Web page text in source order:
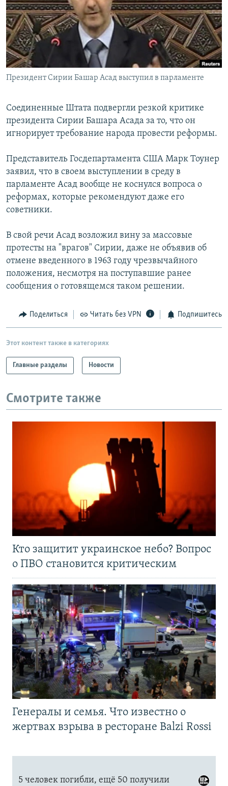
РАСПИСАНИЕ ВЕЩАНИЯ
ПОДПИШИТЕСЬ НА РАССЫЛКУ
СОЦИАЛЬНЫЕ СЕТИ
Все сайты РСЕ/РС
Президент Сирии Башар Асад выступил в парламенте
Соединенные Штата подвергли резкой критике
президента Сирии Башара Асада за то, что он
игнорирует требование народа провести реформы.
Представитель Госдепартамента США Марк Тоунер
заявил, что в своем выступлении в среду в
парламенте Асад вообще не коснулся вопроса о
реформах, которые рекомендуют даже его
советники.
В свой речи Асад возложил вину за массовые
протесты на "врагов" Сирии, даже не объявив об
отмене введенного в 1963 году чрезвычайного
положения, несмотря на поступавшие ранее
сообщения о готовящемся таком решении.
Поделиться Читать без VPN Подпишитесь
Этот контент также в категориях
Главные разделы Новости
Смотрите также
Кто защитит украинское небо? Вопрос
о ПВО становится критическим
Генералы и семья. Что известно о
жертвах взрыва в ресторане Balzi Rossi